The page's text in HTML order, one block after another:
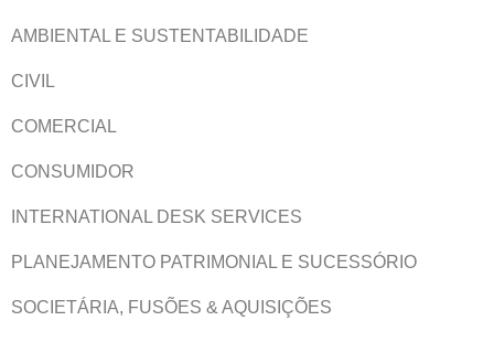
AMBIENTAL E SUSTENTABILIDADE
CIVIL
COMERCIAL
CONSUMIDOR
INTERNATIONAL DESK SERVICES
PLANEJAMENTO PATRIMONIAL E SUCESSÓRIO
SOCIETÁRIA, FUSÕES & AQUISIÇÕES